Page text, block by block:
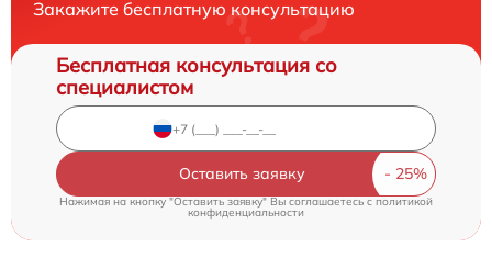
Закажите бесплатную консультацию
Бесплатная консультация со
специалистом
Оставить заявку
Нажимая на кнопку "Оставить заявку" Вы соглашаетесь c политикой
конфиденциальности